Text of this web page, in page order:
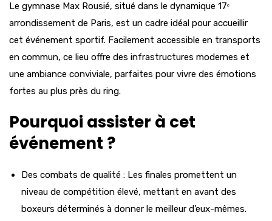
Le gymnase Max Rousié, situé dans le dynamique 17ᵉ
arrondissement de Paris, est un cadre idéal pour accueillir
cet événement sportif. Facilement accessible en transports
en commun, ce lieu offre des infrastructures modernes et
une ambiance conviviale, parfaites pour vivre des émotions
fortes au plus près du ring.
Pourquoi assister à cet
événement ?
Des combats de qualité : Les finales promettent un
niveau de compétition élevé, mettant en avant des
boxeurs déterminés à donner le meilleur d’eux-mêmes.